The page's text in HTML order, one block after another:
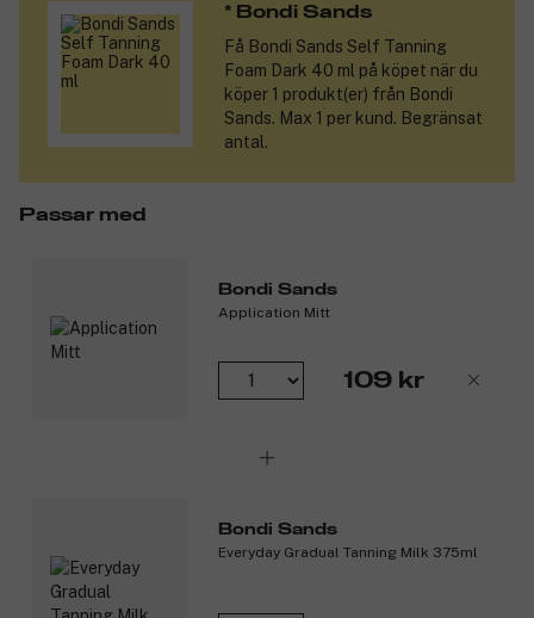
Bondi Sands är en liten bit av Australien på flaska, och för
tankarna till sol, hav och sandstränder. Märket inspireras av
Bondi Beach, Australiens allra mest ikoniska strand, och strävar
efter att göra den perfekta brun-utan-sol-brännan tillgänglig
för alla. Produkterna är av hög salongskvalitet och ger en jämn,
naturligt gyllene glöd, samtidigt som de återfuktar huden och
Produktnummer:
* Bondi Sands
Få Bondi Sands Self Tanning
Foam Dark 40 ml på köpet när du
köper 1 produkt(er) från Bondi
Sands. Max 1 per kund. Begränsat
antal.
Passar med
Bondi Sands
Application Mitt
109 kr
Bondi Sands
Everyday Gradual Tanning Milk 375ml